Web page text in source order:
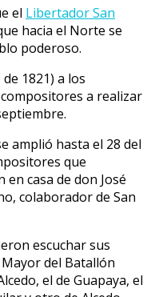
el Libertador San
hacia el Norte se
poderoso.
1821) a los
a realizar
amplió hasta el 28 del
que
casa de don José
colaborador de San
escuchar sus
del Batallón
el de Guapaya, el